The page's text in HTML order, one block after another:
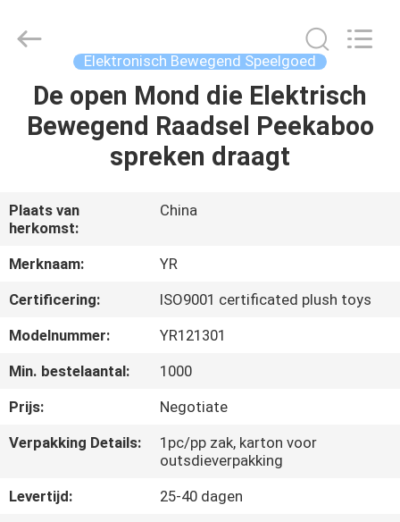
HUIS
PRODUCTEN
ONGEVEER
ONS
FABRIEKSREIS
CONTACTEER
ONS
NIEUWS
Elektronisch Bewegend Speelgoed
De open Mond die Elektrisch
Bewegend Raadsel Peekaboo
spreken draagt
Plaats van
herkomst:
China
Merknaam:
YR
Certificering:
ISO9001 certificated plush toys
Modelnummer:
YR121301
Min. bestelaantal:
1000
Prijs:
Negotiate
Verpakking Details:
1pc/pp zak, karton voor
outsdieverpakking
Levertijd:
25-40 dagen